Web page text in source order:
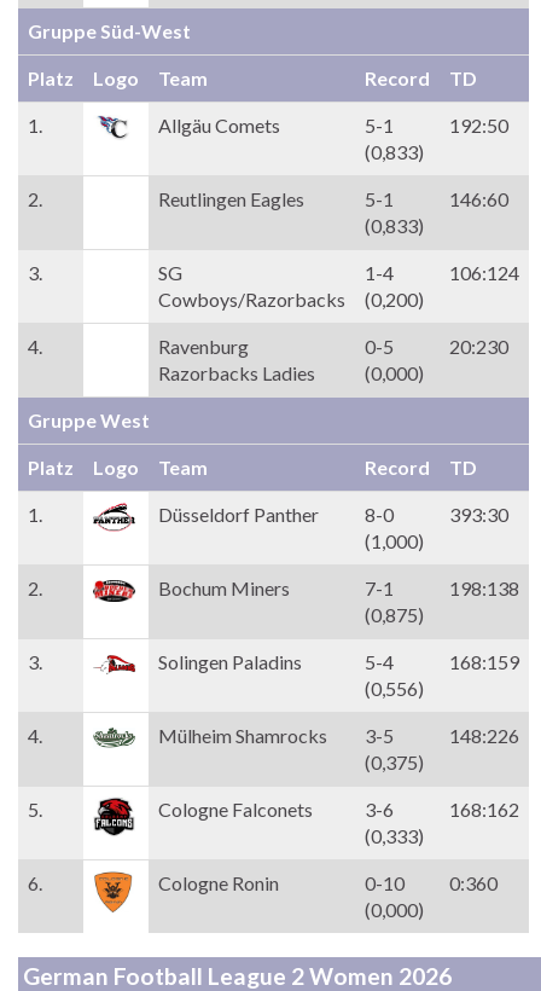
Gruppe Süd-West
Platz Logo Team Record TD
1. Allgäu Comets
5-1
(0,833)
192:50
2. Reutlingen Eagles
5-1
(0,833)
146:60
3.
SG
Cowboys/Razorbacks
1-4
(0,200)
106:124
4.
Ravenburg
Razorbacks Ladies
0-5
(0,000)
20:230
Gruppe West
Platz Logo Team Record TD
1. Düsseldorf Panther
8-0
(1,000)
393:30
2. Bochum Miners
7-1
(0,875)
198:138
3. Solingen Paladins
5-4
(0,556)
168:159
4. Mülheim Shamrocks
3-5
(0,375)
148:226
5. Cologne Falconets
3-6
(0,333)
168:162
6. Cologne Ronin
0-10
(0,000)
0:360
German Football League 2 Women 2026